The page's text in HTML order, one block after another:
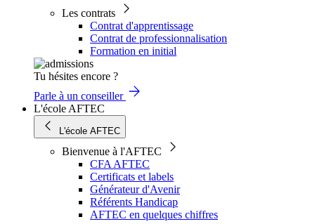
Les contrats
Contrat d'apprentissage
Contrat de professionnalisation
Formation en initial
Tu hésites encore ?
Parle à un conseiller
L'école AFTEC
L'école AFTEC
Bienvenue à l'AFTEC
CFA AFTEC
Certificats et labels
Générateur d'Avenir
Référents Handicap
AFTEC en quelques chiffres